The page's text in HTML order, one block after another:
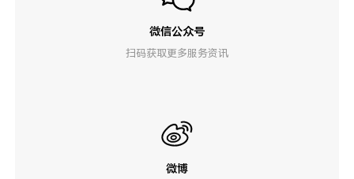
微信公众号
扫码获取更多服务资讯
微博